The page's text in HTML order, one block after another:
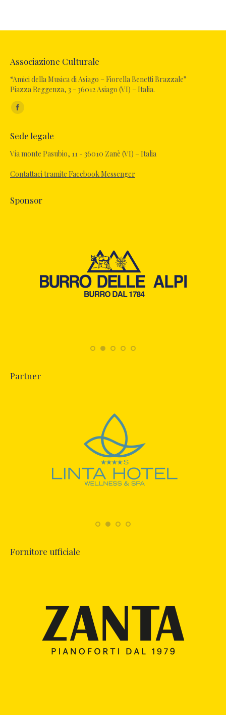
Associazione Culturale
“Amici della Musica di Asiago – Fiorella Benetti Brazzale”
Piazza Reggenza, 3 - 36012 Asiago (VI) – Italia.
Ci puoi trovare su:
Facebook
opens
in
window
Sede legale
Via monte Pasubio, 11 - 36010 Zanè (VI) – Italia
Contattaci tramite Facebook Messenger
Sponsor
Partner
Fornitore ufficiale